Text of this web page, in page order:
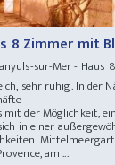
8 Zimmer mit
sur-Mer - Haus
sehr ruhig. In der
mit der Möglichkeit,
in einer
am ...